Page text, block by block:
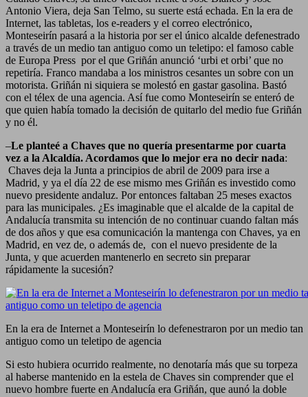
Antonio Viera, deja San Telmo, su suerte está echada. En la era de
Internet, las tabletas, los e-readers y el correo electrónico,
Monteseirín pasará a la historia por ser el único alcalde defenestrado
a través de un medio tan antiguo como un teletipo: el famoso cable
de Europa Press por el que Griñán anunció ‘urbi et orbi’ que no
repetiría. Franco mandaba a los ministros cesantes un sobre con un
motorista. Griñán ni siquiera se molestó en gastar gasolina. Bastó
con el télex de una agencia. Así fue como Monteseirín se enteró de
que quien había tomado la decisión de quitarlo del medio fue Griñán
y no él.
–Le planteé a Chaves que no quería presentarme por cuarta
vez a la Alcaldía. Acordamos que lo mejor era no decir nada:
Chaves deja la Junta a principios de abril de 2009 para irse a
Madrid, y ya el día 22 de ese mismo mes Griñán es investido como
nuevo presidente andaluz. Por entonces faltaban 25 meses exactos
para las municipales. ¿Es imaginable que el alcalde de la capital de
Andalucía transmita su intención de no continuar cuando faltan más
de dos años y que esa comunicación la mantenga con Chaves, ya en
Madrid, en vez de, o además de, con el nuevo presidente de la
Junta, y que acuerden mantenerlo en secreto sin preparar
rápidamente la sucesión?
En la era de Internet a Monteseirín lo defenestraron por un medio tan
antiguo como un teletipo de agencia
Si esto hubiera ocurrido realmente, no denotaría más que su torpeza
al haberse mantenido en la estela de Chaves sin comprender que el
nuevo hombre fuerte en Andalucía era Griñán, que aunó la doble